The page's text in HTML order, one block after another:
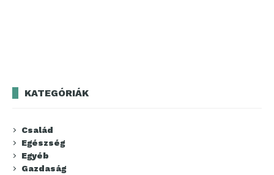
KATEGÓRIÁK
Család
Egészség
Egyéb
Gazdaság